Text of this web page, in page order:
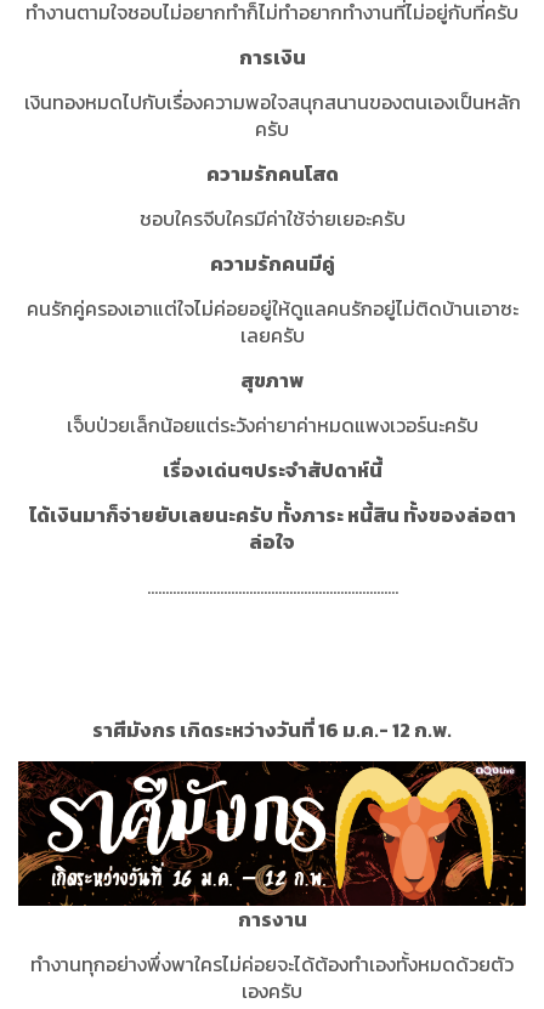
ทำงานตามใจชอบไม่อยากทำก็ไม่ทำอยากทำงานที่ไม่อยู่กับที่ครับ
การเงิน
เงินทองหมดไปกับเรื่องความพอใจสนุกสนานของตนเองเป็นหลัก
ครับ
ความรักคนโสด
ชอบใครจีบใครมีค่าใช้จ่ายเยอะครับ
ความรักคนมีคู่
คนรักคู่ครองเอาแต่ใจไม่ค่อยอยู่ให้ดูแลคนรักอยู่ไม่ติดบ้านเอาซะ
เลยครับ
สุขภาพ
เจ็บป่วยเล็กน้อยแต่ระวังค่ายาค่าหมดแพงเวอร์นะครับ
เรื่องเด่นๆประจำสัปดาห์นี้
ได้เงินมาก็จ่ายยับเลยนะครับ ทั้งภาระ หนี้สิน ทั้งของล่อตา
ล่อใจ
.....................................................................
ราศีมังกร เกิดระหว่างวันที่ 16 ม.ค.- 12 ก.พ.
การงาน
ทำงานทุกอย่างพึ่งพาใครไม่ค่อยจะได้ต้องทำเองทั้งหมดด้วยตัว
เองครับ